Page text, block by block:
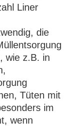
Liner
die
wie z.B. in
Tüten mit
im
wenn